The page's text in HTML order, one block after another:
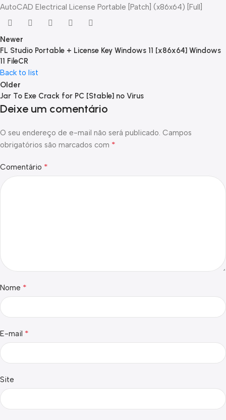
AutoCAD Electrical License Portable [Patch] (x86x64) [Full]
Newer
FL Studio Portable + License Key Windows 11 [x86x64] Windows
11 FileCR
Back to list
Older
Jar To Exe Crack for PC [Stable] no Virus
Deixe um comentário
O seu endereço de e-mail não será publicado. Campos
obrigatórios são marcados com *
Comentário *
Nome *
E-mail *
Site